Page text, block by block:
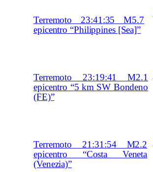
Terremoto 23:41:35 M5.7
epicentro “Philippines [Sea]”
Terremoto 23:19:41 M2.1
epicentro “5 km SW Bondeno
(FE)”
Terremoto 21:31:54 M2.2
epicentro “Costa Veneta
(Venezia)”